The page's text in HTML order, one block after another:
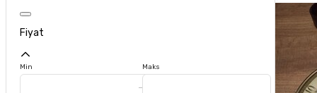
Fiyat
Min Maks